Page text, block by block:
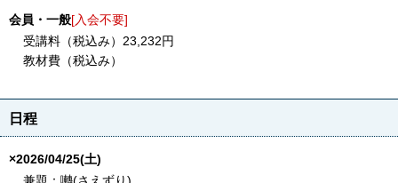
会員・一般[入会不要]
受講料（税込み）23,232円
教材費（税込み）
日程
×2026/04/25(土)